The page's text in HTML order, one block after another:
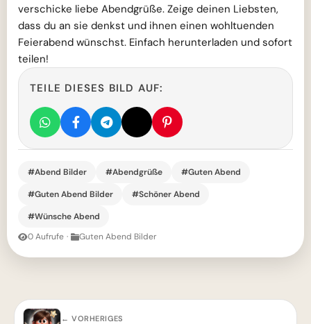
verschicke liebe Abendgrüße. Zeige deinen Liebsten,
dass du an sie denkst und ihnen einen wohltuenden
Feierabend wünschst. Einfach herunterladen und sofort
teilen!
TEILE DIESES BILD AUF:
#Abend Bilder #Abendgrüße
#Guten Abend
#Guten Abend Bilder
#Schöner Abend
#Wünsche Abend
0 Aufrufe · Guten Abend Bilder
← VORHERIGES